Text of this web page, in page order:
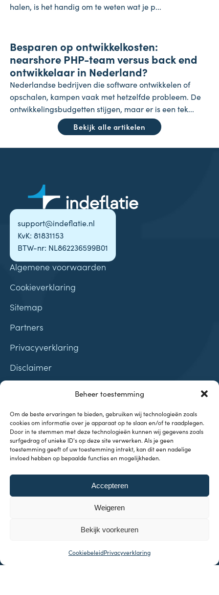
Beheer toestemming
Om de beste ervaringen te bieden, gebruiken wij technologieën zoals
cookies om informatie over je apparaat op te slaan en/of te raadplegen.
Door in te stemmen met deze technologieën kunnen wij gegevens zoals
surfgedrag of unieke ID's op deze site verwerken. Als je geen
toestemming geeft of uw toestemming intrekt, kan dit een nadelige
invloed hebben op bepaalde functies en mogelijkheden.
Accepteren
Weigeren
Bekijk voorkeuren
CookiebeleidPrivacyverklaring
halen, is het handig om te weten wat je p...
24 juli 2026
Besparen op ontwikkelkosten:
nearshore PHP-team versus back end
ontwikkelaar in Nederland?
Nederlandse bedrijven die software ontwikkelen of
opschalen, kampen vaak met hetzelfde probleem. De
ontwikkelingsbudgetten stijgen, maar er is een tek...
Bekijk alle artikelen
support@indeflatie.nl
KvK: 81831153
BTW-nr: NL862236599B01
Algemene voorwaarden
Cookieverklaring
Sitemap
Partners
Privacyverklaring
Disclaimer
Onderwerpen
Investeren & Beleggen